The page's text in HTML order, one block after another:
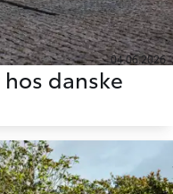
04.06.2026
danske